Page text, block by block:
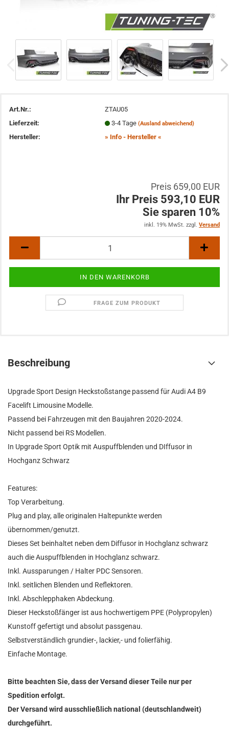
Art.Nr.:
ZTAU05
Lieferzeit:
3-4 Tage (Ausland abweichend)
Hersteller: » Info - Hersteller «
Preis 659,00 EUR
Ihr Preis 593,10 EUR
Sie sparen 10%
inkl. 19% MwSt. zzgl. Versand
FRAGE ZUM PRODUKT
Beschreibung
Upgrade Sport Design Heckstoßstange passend für Audi A4 B9
Facelift Limousine Modelle.
Passend bei Fahrzeugen mit den Baujahren 2020-2024.
Nicht passend bei RS Modellen.
In Upgrade Sport Optik mit Auspuffblenden und DIffusor in
Hochganz Schwarz
Features:
Top Verarbeitung.
Plug and play, alle originalen Haltepunkte werden
übernommen/genutzt.
Dieses Set beinhaltet neben dem Diffusor in Hochglanz schwarz
auch die Auspuffblenden in Hochglanz schwarz.
Inkl. Aussparungen / Halter PDC Sensoren.
Inkl. seitlichen Blenden und Reflektoren.
Inkl. Abschlepphaken Abdeckung.
Dieser Heckstoßfänger ist aus hochwertigem PPE (Polypropylen)
Kunstoff gefertigt und absolut passgenau.
Selbstverständlich grundier-, lackier,- und folierfähig.
Einfache Montage.
Bitte beachten Sie, dass der Versand dieser Teile nur per
Spedition erfolgt.
Der Versand wird ausschließlich national (deutschlandweit)
durchgeführt.